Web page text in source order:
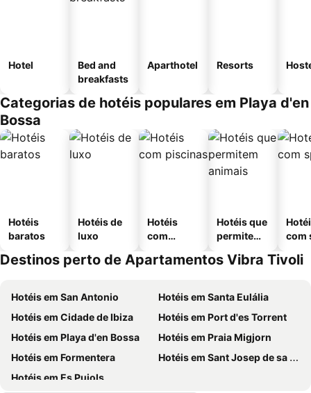
Hotel
Bed and
breakfasts
Aparthotel Resorts
Categorias de hotéis populares em Playa d'en
Bossa
Hotéis
baratos
Hotéis de
luxo
Hotéis
com
Hotéis que
permitem
com
Destinos perto de Apartamentos Vibra Tivoli
Hotéis em San Antonio
Hotéis em Santa Eulália
Hotéis em Cidade de Ibiza
Hotéis em Port d'es Torrent
Hotéis em Playa d'en Bossa
Hotéis em Praia Migjorn
Hotéis em Formentera
Hotéis em Sant Josep de sa Talaia
Hotéis em Es Pujols